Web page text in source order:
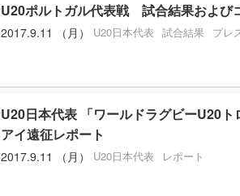
U20ポルトガル代表戦 試合結果および
2017.9.11 （月） U20日本代表 試合結果 プレ
U20日本代表 「ワールドラグビーU20
アイ遠征レポート
2017.9.11 （月） U20日本代表 レポート